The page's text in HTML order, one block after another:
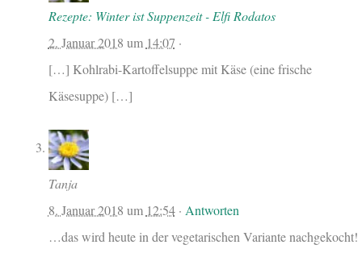
Rezepte: Winter ist Suppenzeit - Elfi Rodatos
2. Januar 2018 um 14:07 ·
[…] Kohlrabi-Kartoffelsuppe mit Käse (eine frische
Käsesuppe) […]
Tanja
8. Januar 2018 um 12:54· Antworten
…das wird heute in der vegetarischen Variante nachgekocht!